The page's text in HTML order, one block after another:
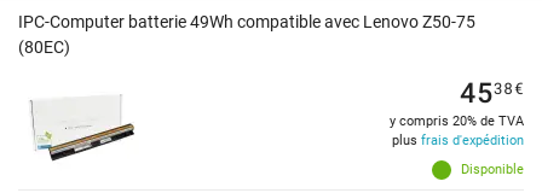
IPC-Computer batterie 49Wh compatible avec Lenovo Z50-75
(80EC)
Disponible
4538€
y compris 20% de TVA
plus frais d'expédition